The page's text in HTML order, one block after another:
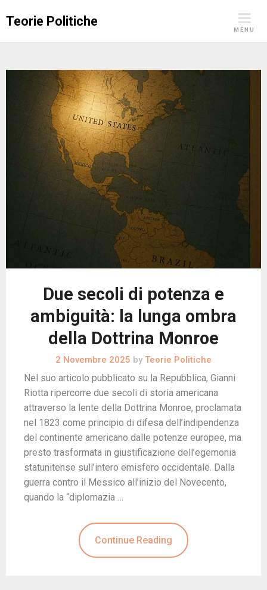
toTeorie Politiche
MENU
Due secoli di potenza e
ambiguità: la lunga ombra
della Dottrina Monroe
2 Novembre 2025 by Teorie Politiche
Nel suo articolo pubblicato su la Repubblica, Gianni
Riotta ripercorre due secoli di storia americana
attraverso la lente della Dottrina Monroe, proclamata
nel 1823 come principio di difesa dell’indipendenza
del continente americano dalle potenze europee, ma
presto trasformata in giustificazione dell’egemonia
statunitense sull’intero emisfero occidentale. Dalla
guerra contro il Messico all’inizio del Novecento,
quando la “diplomazia …
Continue Reading